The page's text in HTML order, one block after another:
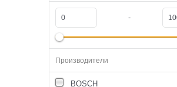
-
Производители
BOSCH